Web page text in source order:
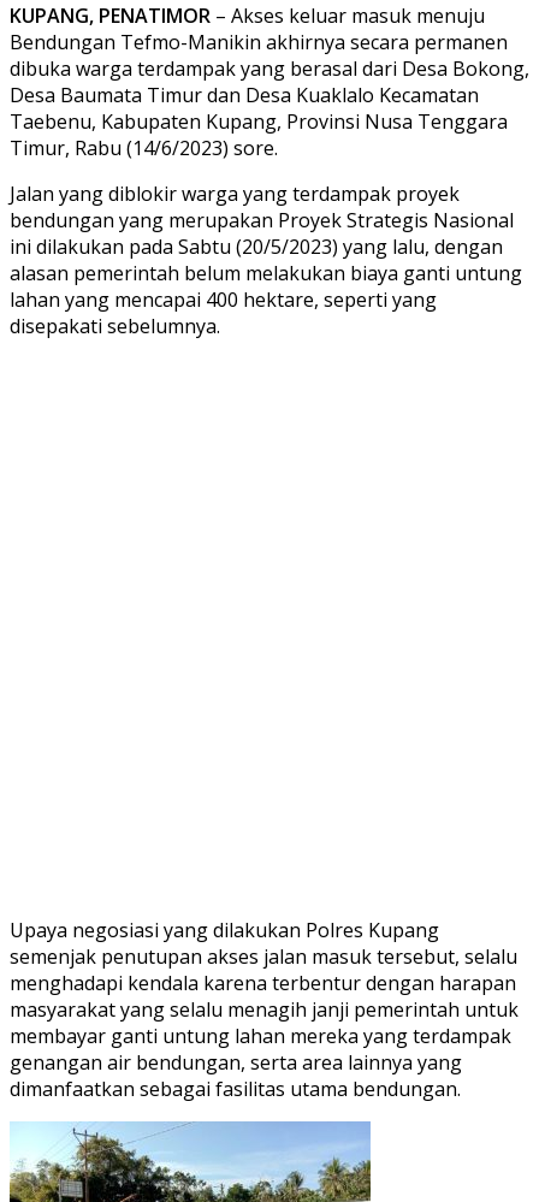
KUPANG, PENATIMOR – Akses keluar masuk menuju
Bendungan Tefmo-Manikin akhirnya secara permanen
dibuka warga terdampak yang berasal dari Desa Bokong,
Desa Baumata Timur dan Desa Kuaklalo Kecamatan
Taebenu, Kabupaten Kupang, Provinsi Nusa Tenggara
Timur, Rabu (14/6/2023) sore.
Jalan yang diblokir warga yang terdampak proyek
bendungan yang merupakan Proyek Strategis Nasional
ini dilakukan pada Sabtu (20/5/2023) yang lalu, dengan
alasan pemerintah belum melakukan biaya ganti untung
lahan yang mencapai 400 hektare, seperti yang
disepakati sebelumnya.
Upaya negosiasi yang dilakukan Polres Kupang
semenjak penutupan akses jalan masuk tersebut, selalu
menghadapi kendala karena terbentur dengan harapan
masyarakat yang selalu menagih janji pemerintah untuk
membayar ganti untung lahan mereka yang terdampak
genangan air bendungan, serta area lainnya yang
dimanfaatkan sebagai fasilitas utama bendungan.